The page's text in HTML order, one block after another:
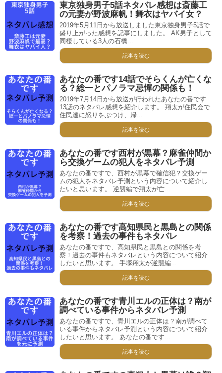
東京独身男子5話ネタバレ感想は斎藤工
の元妻が野波麻帆！舞衣はヤバイ女？
2019年5月11日から放送しました東京独身男子5話で
盛り上がった感想を記事にしました。 AK男子として
同棲している3人の石橋...
記事を読む
あなたの番です14話でそらくんが亡くな
る？総一とパノラマ忌憚の関係も！
2019年7月14日から放送が行われたあなたの番です
13話のネタバレ感想を紹介します。 翔太が住民会で
住民達に怒りをぶつけ、帰...
記事を読む
あなたの番です西村が黒幕？麻雀仲間か
ら交換ゲームの犯人をネタバレ予測
あなたの番ですで、西村が黒幕で確信犯？交換ゲー
ムの犯人をネタバレ予測という内容について紹介し
たいと思います。 逆襲編で翔太が亡...
記事を読む
あなたの番です高知県民と黒島との関係
を考察！過去の事件もネタバレ
あなたの番ですで、高知県民と黒島との関係を考
察！過去の事件もネタバレという内容について紹介
したいと思います。 手塚翔太が逆襲編...
記事を読む
あなたの番です青川エルの正体は？南が
調べている事件からネタバレ予測
あなたの番ですで、青川エルの正体は？南が調べて
いる事件からネタバレ予測という内容について紹介
したいと思います。 あなたの番です...
記事を読む